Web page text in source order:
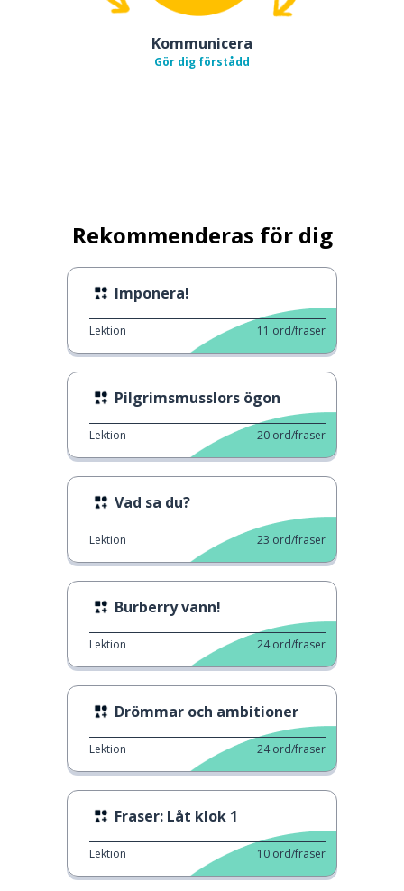
Kommunicera
Gör dig förstådd
Rekommenderas för dig
Imponera!
Lektion 11 ord/fraser
Pilgrimsmusslors ögon
Lektion 20 ord/fraser
Vad sa du?
Lektion 23 ord/fraser
Burberry vann!
Lektion 24 ord/fraser
Drömmar och ambitioner
Lektion 24 ord/fraser
Fraser: Låt klok 1
Lektion 10 ord/fraser